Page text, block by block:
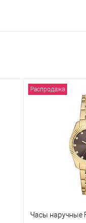
Распродажа
Часы наручные